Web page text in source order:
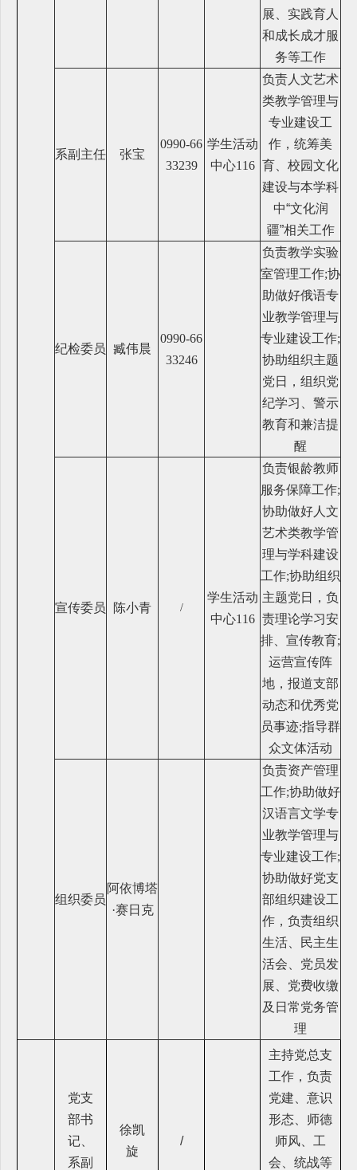
展、实践育人
和成长成才服
务等工作
系副主任 张宝
0990-66
33239
学生活动
中心116
负责人文艺术
类教学管理与
专业建设工
作，统筹美
育、校园文化
建设与本学科
中“文化润
疆”相关工作
纪检委员 臧伟晨
0990-66
33246
负责教学实验
室管理工作;协
助做好俄语专
业教学管理与
专业建设工作;
协助组织主题
党日，组织党
纪学习、警示
教育和兼洁提
醒
宣传委员 陈小青 /
学生活动
中心116
负责银龄教师
服务保障工作;
协助做好人文
艺术类教学管
理与学科建设
工作;协助组织
主题党日，负
责理论学习安
排、宣传教育;
运营宣传阵
地，报道支部
动态和优秀党
员事迹;指导群
众文体活动
组织委员
阿依博塔
·赛日克
负责资产管理
工作;协助做好
汉语言文学专
业教学管理与
专业建设工作;
协助做好党支
部组织建设工
作，负责组织
生活、民主生
活会、党员发
展、党费收缴
及日常党务管
理
党支
部书
记、
系副
徐凯
旋
/
主持党总支
工作，负责
党建、意识
形态、师德
师风、工
会、统战等